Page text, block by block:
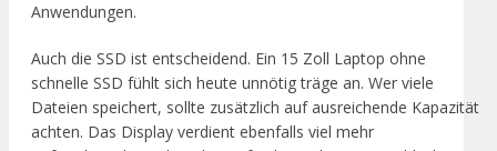
Anwendungen.
Auch die SSD ist entscheidend. Ein 15 Zoll Laptop ohne
schnelle SSD fühlt sich heute unnötig träge an. Wer viele
Dateien speichert, sollte zusätzlich auf ausreichende Kapazität
achten. Das Display verdient ebenfalls viel mehr